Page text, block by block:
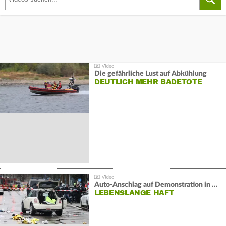
Die gefährliche Lust auf Abkühlung
DEUTLICH MEHR BADETOTE
Auto-Anschlag auf Demonstration in München:
LEBENSLANGE HAFT